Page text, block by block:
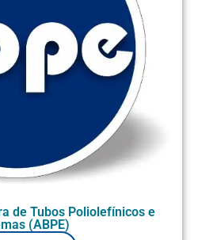
de Tubos Poliolefínicos e
(ABPE)